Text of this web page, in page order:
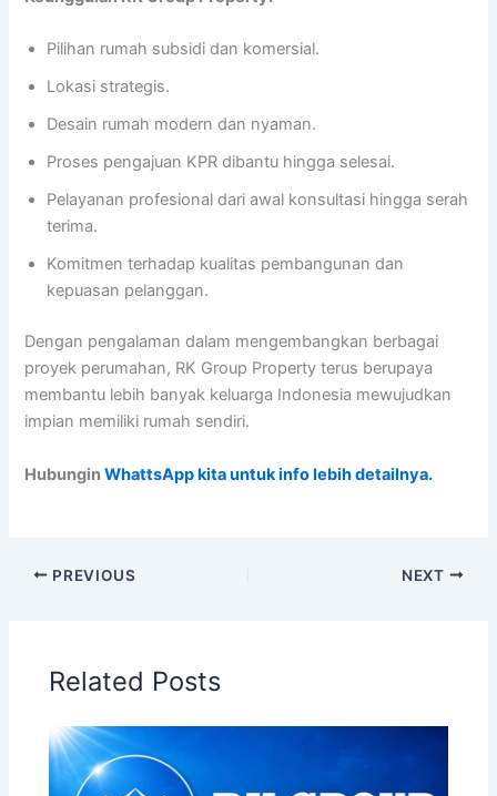
Pilihan rumah subsidi dan komersial.
Lokasi strategis.
Desain rumah modern dan nyaman.
Proses pengajuan KPR dibantu hingga selesai.
Pelayanan profesional dari awal konsultasi hingga serah
terima.
Komitmen terhadap kualitas pembangunan dan
kepuasan pelanggan.
Dengan pengalaman dalam mengembangkan berbagai
proyek perumahan, RK Group Property terus berupaya
membantu lebih banyak keluarga Indonesia mewujudkan
impian memiliki rumah sendiri.
HubunginWhattsApp kita untuk info lebih detailnya.
PREVIOUS NEXT
Related Posts